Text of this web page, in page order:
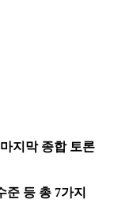
지막 종합 토론
준 등 총 7가지